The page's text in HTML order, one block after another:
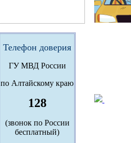
Телефон доверия
ГУ МВД России
по Алтайскому краю
128
(звонок по России
бесплатный)